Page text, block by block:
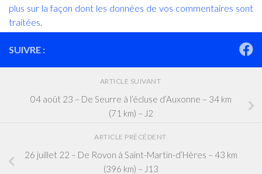
plus sur la façon dont les données de vos commentaires sont
traitées
SUIVRE :
ARTICLE SUIVANT
04 août 23 – De Seurre à l’écluse d’Auxonne – 34 km
(71 km) – J2
ARTICLE PRÉCÉDENT
26 juillet 22 – De Rovon à Saint-Martin-d’Hères – 43 km
(396 km) – J13